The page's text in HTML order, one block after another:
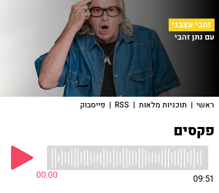
זהבי עצבני
עם נתן זהבי
ראשי | תוכניות מלאות |
RSS
| פייסבוק
פקסים
00:00 09:51